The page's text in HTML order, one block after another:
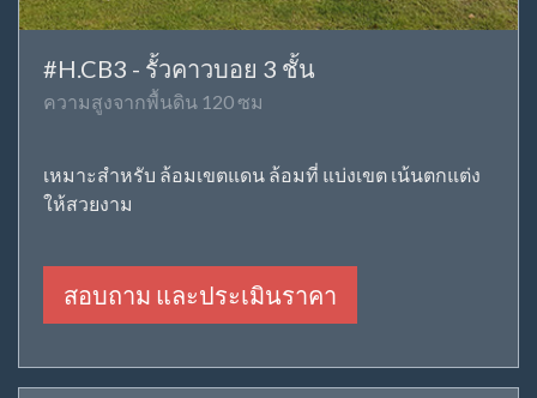
#H.CB3 - รั้วคาวบอย 3 ชั้น
ความสูงจากพื้นดิน 120 ซม
เหมาะสำหรับ ล้อมเขตแดน ล้อมที่ แบ่งเขต เน้นตกแต่ง
ให้สวยงาม
สอบถาม และประเมินราคา